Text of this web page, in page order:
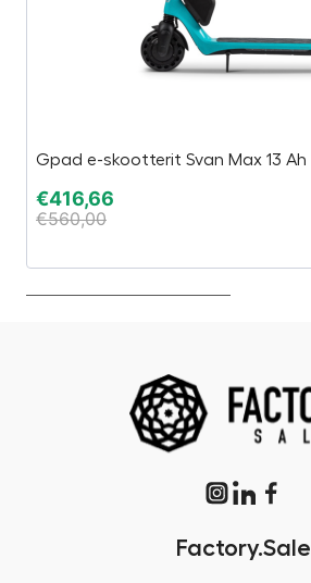
Gpad e-skootterit Svan Max 13 Ah
€416,66
€560,00
Factory.Sale